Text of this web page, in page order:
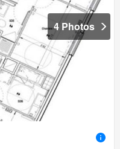
4 Photos